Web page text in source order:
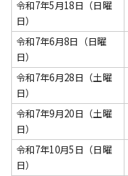
令和7年5月18日（日曜
日）
令和7年6月8日（日曜
日）
令和7年6月28日（土曜
日）
令和7年9月20日（土曜
日）
令和7年10月5日（日曜
日）